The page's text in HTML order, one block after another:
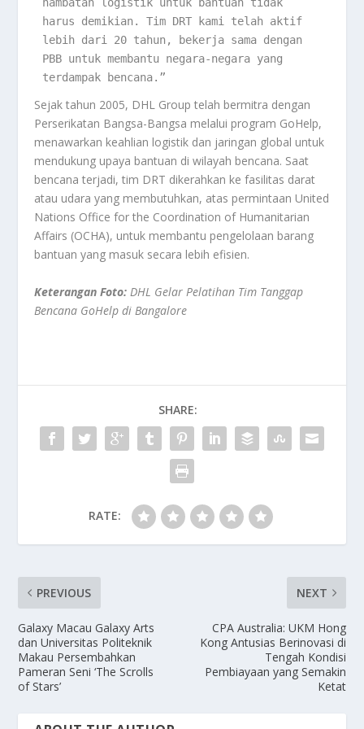
hambatan logistik untuk bantuan tidak
harus demikian. Tim DRT kami telah aktif
lebih dari 20 tahun, bekerja sama dengan
PBB untuk membantu negara-negara yang
terdampak bencana.”
Sejak tahun 2005, DHL Group telah bermitra dengan
Perserikatan Bangsa-Bangsa melalui program GoHelp,
menawarkan keahlian logistik dan jaringan global untuk
mendukung upaya bantuan di wilayah bencana. Saat
bencana terjadi, tim DRT dikerahkan ke fasilitas darat
atau udara yang membutuhkan, atas permintaan United
Nations Office for the Coordination of Humanitarian
Affairs (OCHA), untuk membantu pengelolaan barang
bantuan yang masuk secara lebih efisien.
Keterangan Foto: DHL Gelar Pelatihan Tim Tanggap
Bencana GoHelp di Bangalore
SHARE:
RATE:
PREVIOUS
Galaxy Macau Galaxy Arts
dan Universitas Politeknik
Makau Persembahkan
Pameran Seni ‘The Scrolls
of Stars’
NEXT
CPA Australia: UKM Hong
Kong Antusias Berinovasi di
Tengah Kondisi
Pembiayaan yang Semakin
Ketat